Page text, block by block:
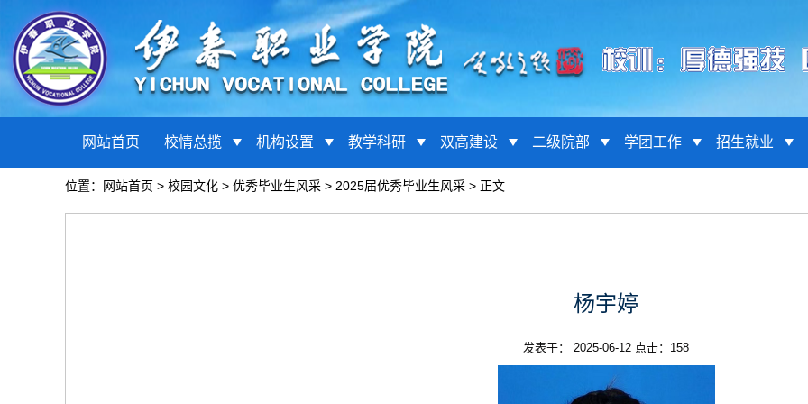
网站首页 校情总揽 机构设置 教学科研 双高建设 二级院部 学团工作 招生就业
位置： 网站首页 > 校园文化 > 优秀毕业生风采 > 2025届优秀毕业生风采 > 正文
杨宇婷
发表于： 2025-06-12 点击： 158